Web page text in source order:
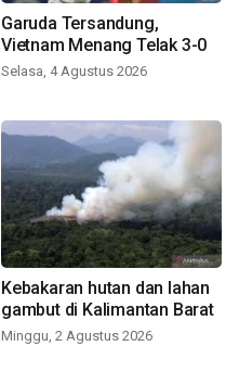
Garuda Tersandung,
Vietnam Menang Telak 3-0
Selasa, 4 Agustus 2026
Kebakaran hutan dan lahan
gambut di Kalimantan Barat
Minggu, 2 Agustus 2026